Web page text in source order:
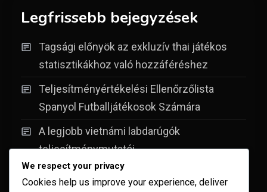
Legfrissebb bejegyzések
Tagsági előnyök az exkluzív thai játékos
statisztikákhoz való hozzáféréshez
Teljesítményértékelési Ellenőrzőlista
Spanyol Futballjátékosok Számára
A legjobb vietnámi labdarúgók
teljesítménymutatói
A 2023-as legjobb görög labdarúgók
We respect your privacy
Cookies help us improve your experience, deliver